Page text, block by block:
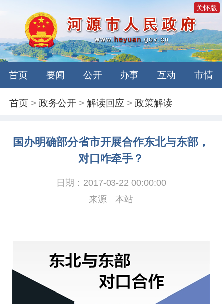
关怀版
首页 要闻 公开 办事 互动 市情
首页 >政务公开 >解读回应 >政策解读
国办明确部分省市开展合作东北与东部，
对口咋牵手？
日期：2017-03-22 00:00:00
来源：本站